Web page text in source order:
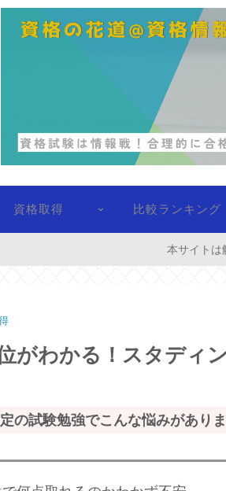
資格取得 比較ランキング
本サイトは
がわかる！スタディ
の試験勉強でこんな悩みがあり